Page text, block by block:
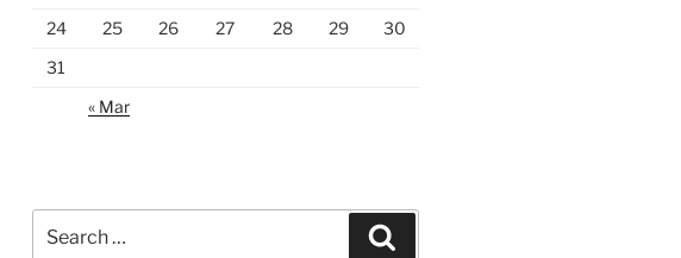
24
25 26 27 28 29
30
31
« Mar
for: